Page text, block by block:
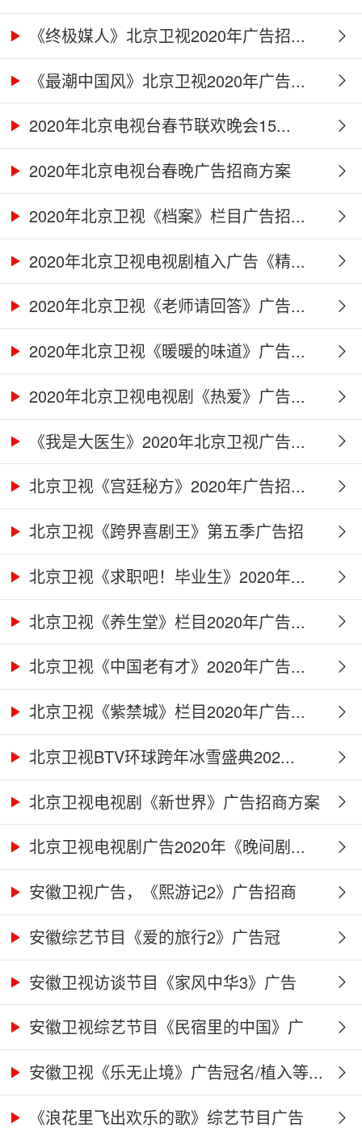
《终极媒人》北京卫视2020年广告招...
《最潮中国风》北京卫视2020年广告...
2020年北京电视台春节联欢晚会15...
2020年北京电视台春晚广告招商方案
2020年北京卫视《档案》栏目广告招...
2020年北京卫视电视剧植入广告《精...
2020年北京卫视《老师请回答》广告...
2020年北京卫视《暖暖的味道》广告...
2020年北京卫视电视剧《热爱》广告...
《我是大医生》2020年北京卫视广告...
北京卫视《宫廷秘方》2020年广告招...
北京卫视《跨界喜剧王》第五季广告招
商...北京卫视《求职吧！毕业生》2020年...
北京卫视《养生堂》栏目2020年广告...
北京卫视《中国老有才》2020年广告...
北京卫视《紫禁城》栏目2020年广告...
北京卫视BTV环球跨年冰雪盛典202...
北京卫视电视剧《新世界》广告招商方案
北京卫视电视剧广告2020年《晚间剧...
安徽卫视广告，《熙游记2》广告招商
合...安徽综艺节目《爱的旅行2》广告冠
名、...
安徽卫视访谈节目《家风中华3》广告
合...安徽卫视综艺节目《民宿里的中国》广
告...安徽卫视《乐无止境》广告冠名/植入等...
《浪花里飞出欢乐的歌》综艺节目广告